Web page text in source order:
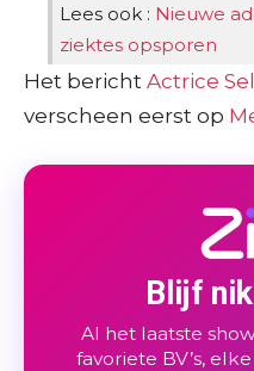
Lees ook : Nieuwe
ziektes opsporen
Het bericht Actrice
verscheen eerst op
Blijf
Al het laatste
favoriete BV’s,